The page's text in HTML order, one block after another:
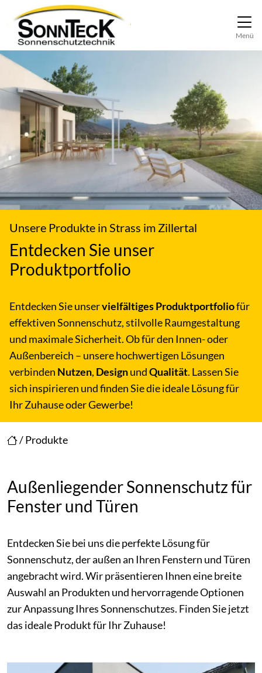
zur Top-Navigation
zur Hauptnavigation
Inhalt springen
zum Footer
Hauptnavigation
Menü
/Produkte
Unsere Produkte in Strass im Zillertal
Entdecken Sie unser
Produktportfolio
Entdecken Sie unservielfältiges Produktportfoliofür
effektiven Sonnenschutz, stilvolle Raumgestaltung
und maximale Sicherheit. Ob für den Innen- oder
Außenbereich – unsere hochwertigen Lösungen
verbinden Nutzen, DesignundQualität. Lassen Sie
sich inspirieren und finden Sie die ideale Lösung für
Ihr Zuhause oder Gewerbe!
Außenliegender Sonnenschutz für
Fenster und Türen
Entdecken Sie bei uns die perfekte Lösung für
Sonnenschutz, der außen an Ihren Fenstern und Türen
angebracht wird. Wir präsentieren Ihnen eine breite
Auswahl an Produkten und hervorragende Optionen
zur Anpassung Ihres Sonnenschutzes. Finden Sie jetzt
das ideale Produkt für Ihr Zuhause!